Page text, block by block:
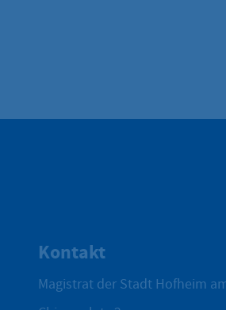
Kontakt
Magistrat der Stadt Hofheim